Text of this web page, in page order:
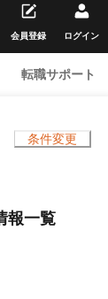
転職サポート
会員登録 ログイン
条件変更
報一覧